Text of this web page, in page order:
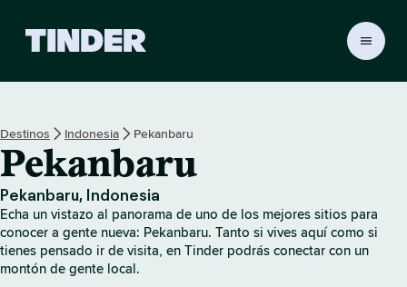
r
n
i
c
i
o
Destinos Indonesia Pekanbaru
Pekanbaru
Pekanbaru, Indonesia
Echa un vistazo al panorama de uno de los mejores sitios para
conocer a gente nueva: Pekanbaru. Tanto si vives aquí como si
tienes pensado ir de visita, en Tinder podrás conectar con un
montón de gente local.